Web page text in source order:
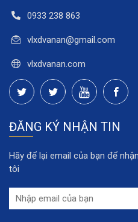
0933 238 863
vlxdvanan@gmail.com
vlxdvanan.com
ĐĂNG KÝ NHẬN TIN
Hãy để lại email của bạn để
tôi